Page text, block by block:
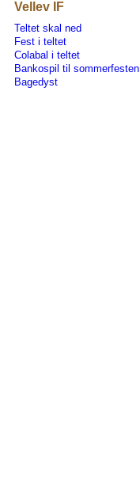
Vellev IF
Teltet skal ned
Fest i teltet
Colabal i teltet
Bankospil til sommerfesten
Bagedyst